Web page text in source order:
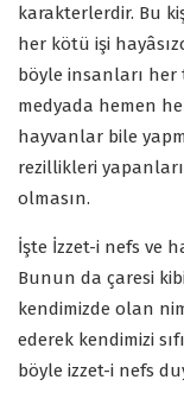
karakterlerdir. Bu
her kötü işi
böyle insanları
medyada hemen
hayvanlar bile
rezillikleri
olmasın.
İşte İzzet-i nefs ve
Bunun da çaresi
kendimizde olan
ederek kendimizi
böyle izzet-i nefs